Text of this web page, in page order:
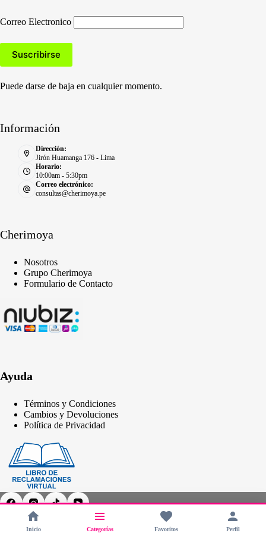
página
producto
Correo Electronico
Puede darse de baja en cualquier momento.
Información
Dirección:
Jirón Huamanga 176 - Lima
Horario:
10:00am - 5:30pm
Correo electrónico:
consultas@cherimoya.pe
Cherimoya
Nosotros
Grupo Cherimoya
Formulario de Contacto
Ayuda
Términos y Condiciones
Cambios y Devoluciones
Política de Privacidad
Inicio Categorías Favoritos Perfil